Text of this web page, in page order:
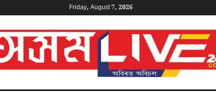
Friday, August 7, 2026